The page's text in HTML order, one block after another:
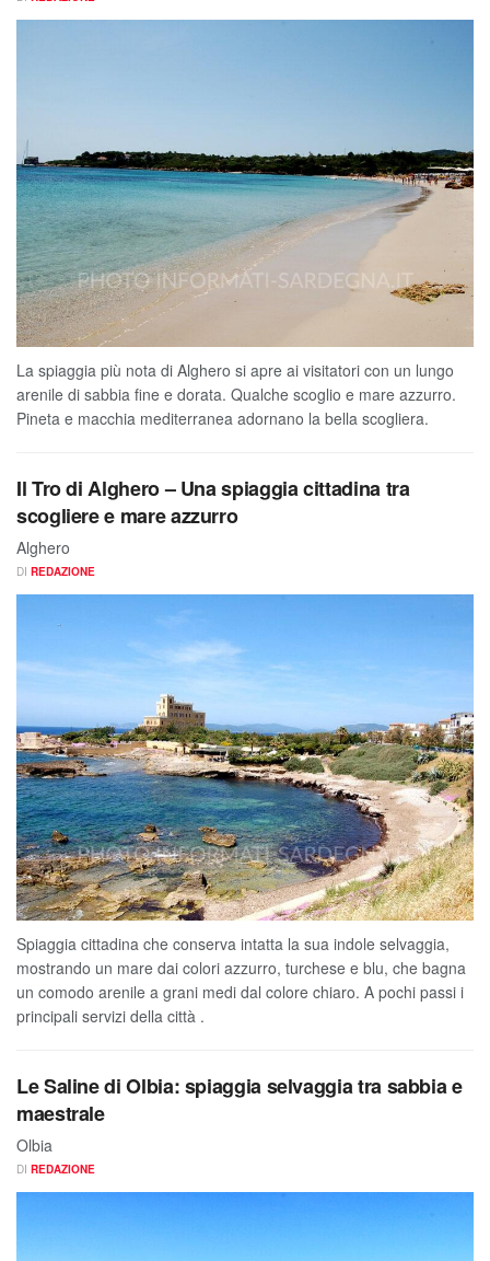
La spiaggia più nota di Alghero si apre ai visitatori con un lungo
arenile di sabbia fine e dorata. Qualche scoglio e mare azzurro.
Pineta e macchia mediterranea adornano la bella scogliera.
Il Tro di Alghero – Una spiaggia cittadina tra
scogliere e mare azzurro
Alghero
DI REDAZIONE
Spiaggia cittadina che conserva intatta la sua indole selvaggia,
mostrando un mare dai colori azzurro, turchese e blu, che bagna
un comodo arenile a grani medi dal colore chiaro. A pochi passi i
principali servizi della città .
Le Saline di Olbia: spiaggia selvaggia tra sabbia e
maestrale
Olbia
DI REDAZIONE